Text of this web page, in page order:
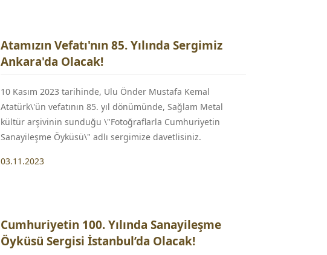
Atamızın Vefatı'nın 85. Yılında Sergimiz
Ankara'da Olacak!
10 Kasım 2023 tarihinde, Ulu Önder Mustafa Kemal
Atatürk\'ün vefatının 85. yıl dönümünde, Sağlam Metal
kültür arşivinin sunduğu \"Fotoğraflarla Cumhuriyetin
Sanayileşme Öyküsü\" adlı sergimize davetlisiniz.
03.11.2023
Cumhuriyetin 100. Yılında Sanayileşme
Öyküsü Sergisi İstanbul’da Olacak!